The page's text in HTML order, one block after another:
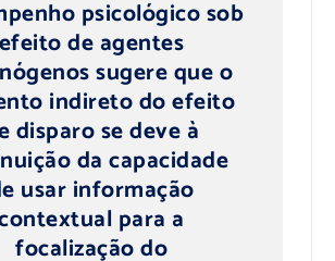
psicológico sob
efeito de agentes
sugere que o
indireto do efeito
disparo se deve à
da capacidade
usar informação
para a
focalização do